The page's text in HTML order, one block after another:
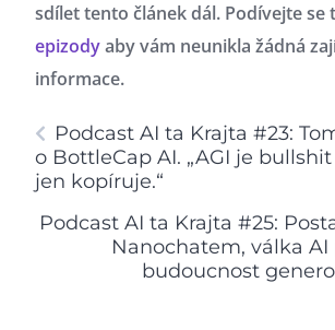
sdílet tento článek dál. Podívejte se
epizodyaby vám neunikla žádná
informace.
Podcast AI ta Krajta #23:
o BottleCap AI. „AGI je
jen kopíruje.“
Podcast AI ta Krajta #25:
Nanochatem, válka AI
budoucnost